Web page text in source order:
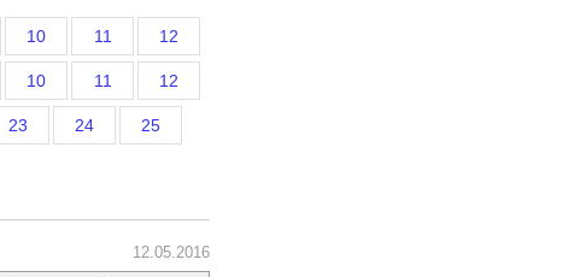
10 11 12
10 11 12
23 24 25
12.05.2016